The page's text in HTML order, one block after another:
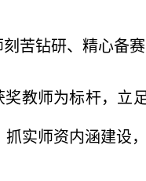
苦钻研、精心备
奖教师为标杆，立
实师资内涵建设